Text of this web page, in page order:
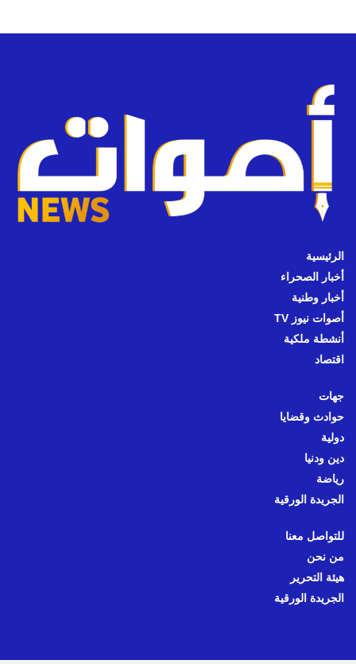
الرئيسية
أخبار الصحراء
أخبار وطنية
أصوات نيوز TV
أنشطة ملكية
اقتصاد
جهات
حوادث وقضايا
دولية
دين ودنيا
رياضة
الجريدة الورقية
للتواصل معنا
من نحن
هيئة التحرير
الجريدة الورقية